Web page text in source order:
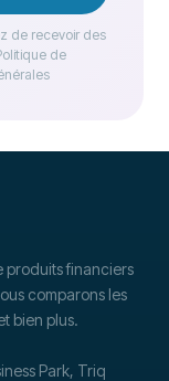
de recevoir des
de
produits financiers
comparons les
bien plus.
Park, Triq